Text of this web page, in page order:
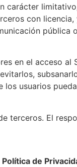
carácter
con
en el acceso
usuarios
terceros. El
Política de